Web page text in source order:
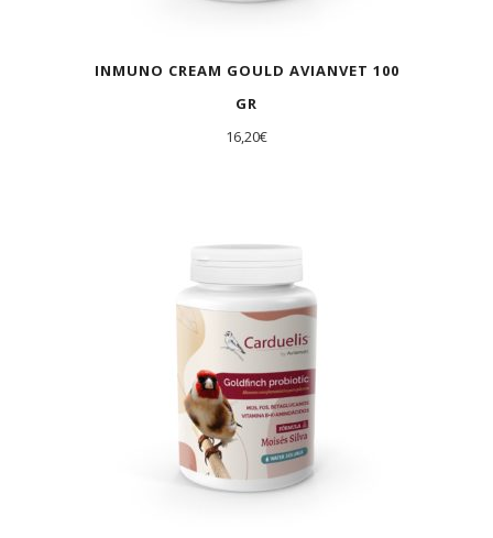
INMUNO CREAM GOULD AVIANVET 100
GR
16,20€